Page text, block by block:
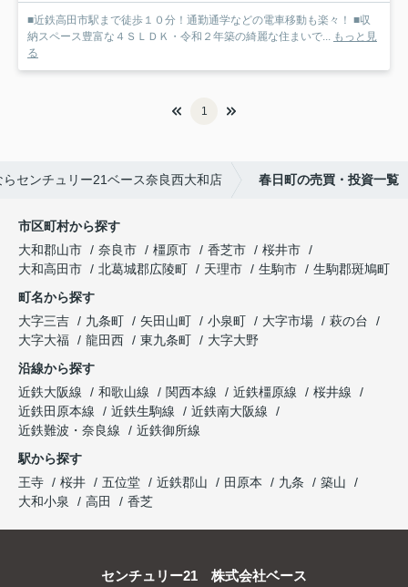
■近鉄高田市駅まで徒歩１０分！通勤通学などの電車移動も楽々！ ■収
納スペース豊富な４ＳＬＤＫ・令和２年築の綺麗な住まいで... もっと見
る
1
センチュリー21ベース奈良西大和店 春日町の売買・投資一覧
市区町村から探す
大和郡山市
奈良市 橿原市 香芝市
桜井市
大和高田市
北葛城郡広陵町 天理市 生駒市
生駒郡斑鳩町
町名から探す
大字三吉
九条町 矢田山町 小泉町 大字市場
萩の台
大字大福
龍田西 東九条町
大字大野
沿線から探す
近鉄大阪線
和歌山線 関西本線 近鉄橿原線
桜井線
近鉄田原本線
近鉄生駒線
近鉄南大阪線
近鉄難波・奈良線
近鉄御所線
駅から探す
王寺
桜井 五位堂 近鉄郡山 田原本 九条
築山
大和小泉
高田 香芝
センチュリー21 株式会社ベース